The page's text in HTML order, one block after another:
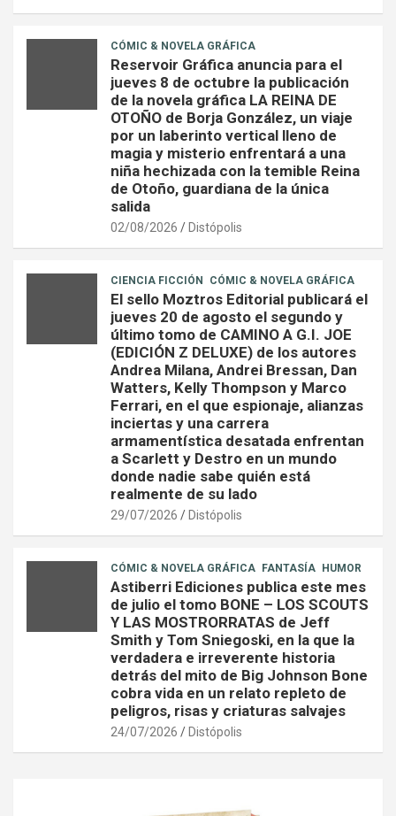
CÓMIC & NOVELA GRÁFICA
Reservoir Gráfica anuncia para el
jueves 8 de octubre la publicación
de la novela gráfica LA REINA DE
OTOÑO de Borja González, un viaje
por un laberinto vertical lleno de
magia y misterio enfrentará a una
niña hechizada con la temible Reina
de Otoño, guardiana de la única
salida
02/08/2026 Distópolis
CIENCIA FICCIÓN CÓMIC & NOVELA GRÁFICA
El sello Moztros Editorial publicará el
jueves 20 de agosto el segundo y
último tomo de CAMINO A G.I. JOE
(EDICIÓN Z DELUXE) de los autores
Andrea Milana, Andrei Bressan, Dan
Watters, Kelly Thompson y Marco
Ferrari, en el que espionaje, alianzas
inciertas y una carrera
armamentística desatada enfrentan
a Scarlett y Destro en un mundo
donde nadie sabe quién está
realmente de su lado
29/07/2026 Distópolis
CÓMIC & NOVELA GRÁFICA FANTASÍA HUMOR
Astiberri Ediciones publica este mes
de julio el tomo BONE – LOS SCOUTS
Y LAS MOSTRORRATAS de Jeff
Smith y Tom Sniegoski, en la que la
verdadera e irreverente historia
detrás del mito de Big Johnson Bone
cobra vida en un relato repleto de
peligros, risas y criaturas salvajes
24/07/2026 Distópolis